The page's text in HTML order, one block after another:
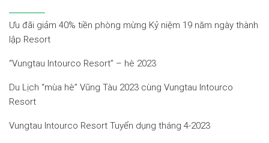
Ưu đãi giảm 40% tiền phòng mừng Kỷ niệm 19 năm ngày thành
lập Resort
“Vungtau Intourco Resort” – hè 2023
Du Lịch “mùa hè” Vũng Tàu 2023 cùng Vungtau Intourco
Resort
Vungtau Intourco Resort Tuyển dụng tháng 4-2023